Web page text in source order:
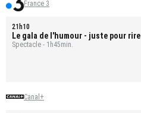
France 3
21h10
Le gala de l'humour - juste pour rire
Spectacle - 1h45min.
Canal+